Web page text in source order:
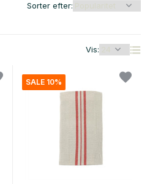
Vis:
Sorter efter:
SALE 10%